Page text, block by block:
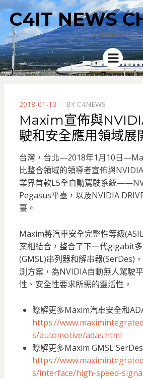
C4IT NEWS
4C新聞集散中心
Menu
POSTED
ON
2018-01-13 BY C4NEWS
Maxim宣佈與
駛和安全應用領域展
台灣，台北—2018年1月10日
比整合領域的領導者宣佈與
業界首款L5全自動駕駛系統
Pegasus平臺，以及NVIDIA
臺。
Maxim將汽車安全完整性等級
案相結合，整合了下一代gigabit
(GMSL)串列器和解串器(SerDes)
測方案，為NVIDIA自動無人駕駛
性、安全性要求所需的靈活性。
瞭解更多Maxim汽車安全和
https://
s/automotive/adas.html
瞭解更多Maxim GMSL SerDes
https://
s/interface/high-speed-